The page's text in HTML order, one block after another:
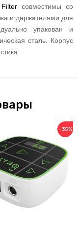
Filter совместимы со
и держателями для
упакован и
сталь. Корпус
−35%